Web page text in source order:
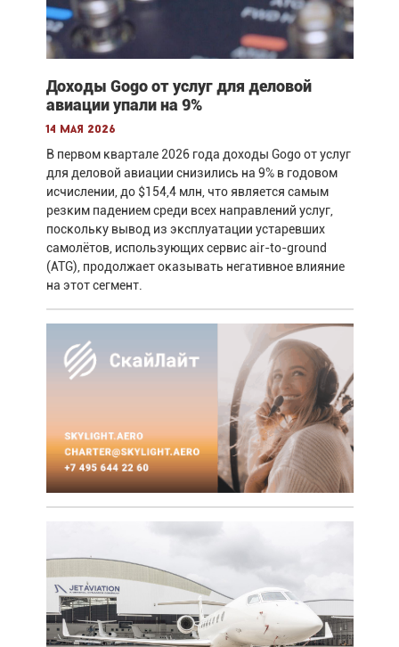
Доходы Gogo от услуг для деловой
авиации упали на 9%
14 мая 2026
В первом квартале 2026 года доходы Gogo от услуг
для деловой авиации снизились на 9% в годовом
исчислении, до $154,4 млн, что является самым
резким падением среди всех направлений услуг,
поскольку вывод из эксплуатации устаревших
самолётов, использующих сервис air-to-ground
(ATG), продолжает оказывать негативное влияние
на этот сегмент.